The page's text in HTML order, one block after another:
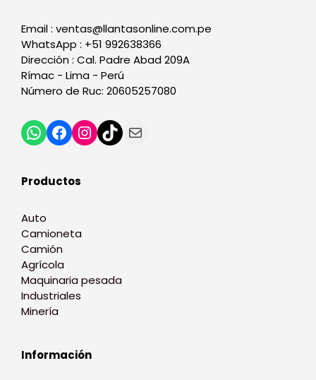
Email : ventas@llantasonline.com.pe
WhatsApp : +51 992638366
Dirección : Cal. Padre Abad 209A
Rímac - Lima - Perú
Número de Ruc: 20605257080
Productos
Auto
Camioneta
Camión
Agrícola
Maquinaria pesada
Industriales
Minería
Información